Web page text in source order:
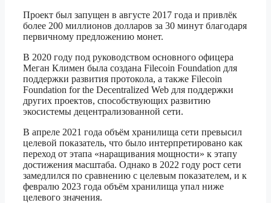
Проект был запущен в августе 2017 года и привлёк
более 200 миллионов долларов за 30 минут благодаря
первичному предложению монет.
В 2020 году под руководством основного офицера
Меган Климен была создана Filecoin Foundation для
поддержки развития протокола, а также Filecoin
Foundation for the Decentralized Web для поддержки
других проектов, способствующих развитию
экосистемы децентрализованной сети.
В апреле 2021 года объём хранилища сети превысил
целевой показатель, что было интерпретировано как
переход от этапа «наращивания мощности» к этапу
достижения масштаба. Однако в 2022 году рост сети
замедлился по сравнению с целевым показателем, и к
февралю 2023 года объём хранилища упал ниже
целевого значения.